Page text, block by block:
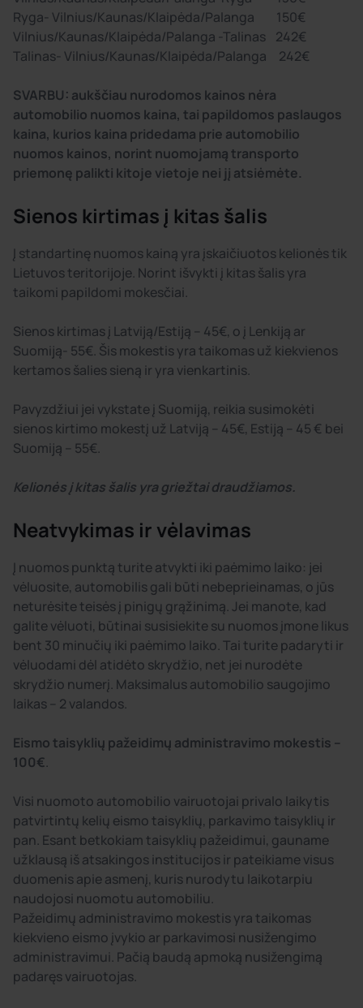
Ryga- Vilnius/Kaunas/Klaipėda/Palanga 150€
Vilnius/Kaunas/Klaipėda/Palanga -Talinas 242€
Talinas- Vilnius/Kaunas/Klaipėda/Palanga 242€
SVARBU: aukščiau nurodomos kainos nėra
automobilio nuomos kaina, tai papildomos paslaugos
kaina, kurios kaina pridedama prie automobilio
nuomos kainos, norint nuomojamą transporto
priemonę palikti kitoje vietoje nei jį atsiėmėte.
Sienos kirtimas į kitas šalis
Į standartinę nuomos kainą yra įskaičiuotos kelionės tik
Lietuvos teritorijoje. Norint išvykti į kitas šalis yra
taikomi papildomi mokesčiai.
Sienos kirtimas į Latviją/Estiją – 45€, o į Lenkiją ar
Suomiją- 55€. Šis mokestis yra taikomas už kiekvienos
kertamos šalies sieną ir yra vienkartinis.
Pavyzdžiui jei vykstate į Suomiją, reikia susimokėti
sienos kirtimo mokestį už Latviją – 45€, Estiją – 45 € bei
Suomiją – 55€.
Kelionės į kitas šalis yra griežtai draudžiamos.
Neatvykimas ir vėlavimas
Į nuomos punktą turite atvykti iki paėmimo laiko: jei
vėluosite, automobilis gali būti nebeprieinamas, o jūs
neturėsite teisės į pinigų grąžinimą. Jei manote, kad
galite vėluoti, būtinai susisiekite su nuomos įmone likus
bent 30 minučių iki paėmimo laiko. Tai turite padaryti ir
vėluodami dėl atidėto skrydžio, net jei nurodėte
skrydžio numerį. Maksimalus automobilio saugojimo
laikas – 2 valandos.
Eismo taisyklių pažeidimų administravimo mokestis –
100€.
Visi nuomoto automobilio vairuotojai privalo laikytis
patvirtintų kelių eismo taisyklių, parkavimo taisyklių ir
pan. Esant betkokiam taisyklių pažeidimui, gauname
užklausą iš atsakingos institucijos ir pateikiame visus
duomenis apie asmenį, kuris nurodytu laikotarpiu
naudojosi nuomotu automobiliu.
Pažeidimų administravimo mokestis yra taikomas
kiekvieno eismo įvykio ar parkavimosi nusižengimo
administravimui. Pačią baudą apmoką nusižengimą
padaręs vairuotojas.